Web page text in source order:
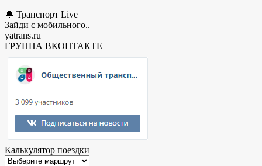
🔔 Транспорт Live
Зайди с мобильного..
yatrans.ru
ГРУППА ВКОНТАКТЕ
Калькулятор поездки